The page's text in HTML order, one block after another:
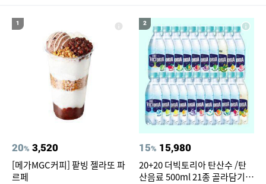
바다낚시대찌
3m 슈퍼그립 핫 옥션 가성비 헤드셋
1
20% 3,520
[메가MGC커피] 팥빙 젤라또 파
르페
2
15% 15,980
20+20 더빅토리아 탄산수 /탄
산음료 500ml 21종 골라담기